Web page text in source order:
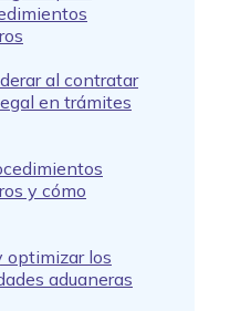
al contratar
en trámites
y cómo
optimizar los
aduaneras